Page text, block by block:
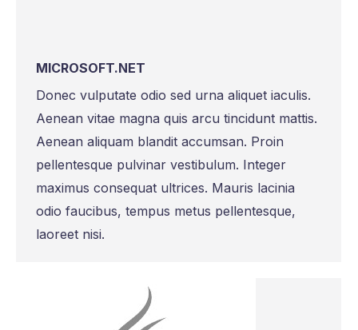
MICROSOFT.NET
Donec vulputate odio sed urna aliquet iaculis.
Aenean vitae magna quis arcu tincidunt mattis.
Aenean aliquam blandit accumsan. Proin
pellentesque pulvinar vestibulum. Integer
maximus consequat ultrices. Mauris lacinia
odio faucibus, tempus metus pellentesque,
laoreet nisi.